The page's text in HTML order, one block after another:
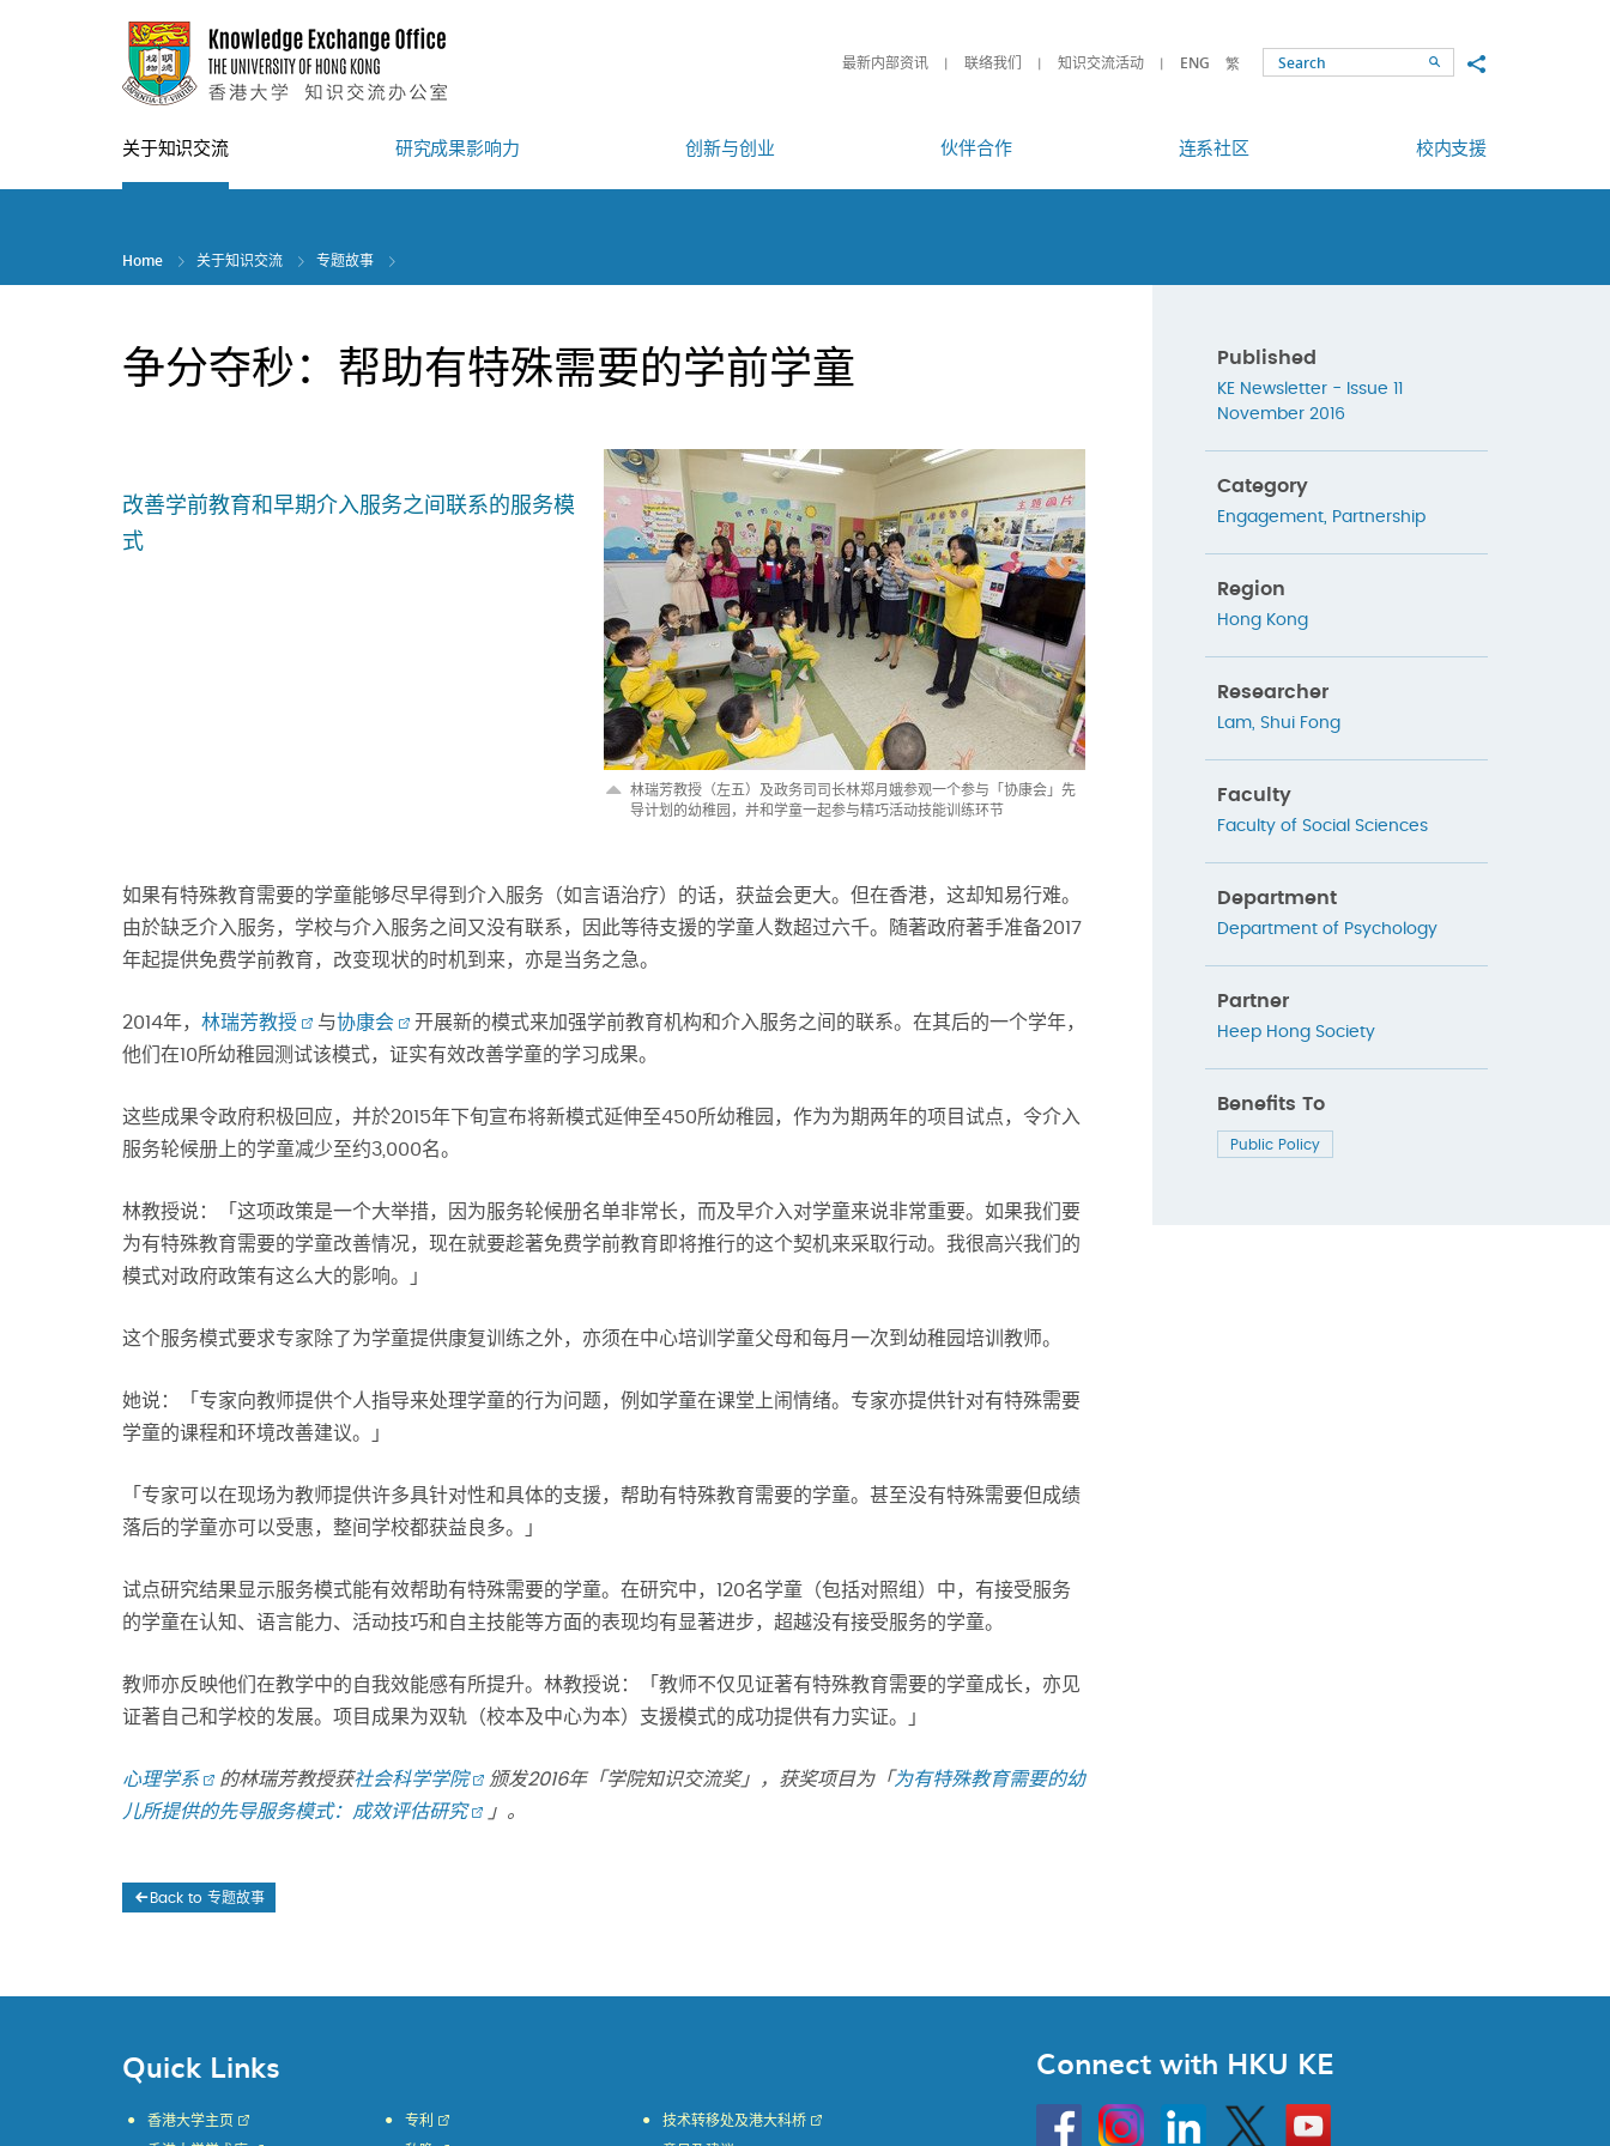
最新内部资讯 联络我们 知识交流活动 ENG 繁 SearchShare to
关于知识交流 研究成果影响力 创新与创业 伙伴合作 连系社区 校内支援
Home 关于知识交流 专题故事
争分夺秒：帮助有特殊需要的学前学童
改善学前教育和早期介入服务之间联系的服务模
式
林瑞芳教授（左五）及政务司司长林郑月娥参观一个参与「协康会」先
导计划的幼稚园，并和学童一起参与精巧活动技能训练环节
如果有特殊教育需要的学童能够尽早得到介入服务（如言语治疗）的话，获益会更大。但在香港，这却知易行难。
由於缺乏介入服务，学校与介入服务之间又没有联系，因此等待支援的学童人数超过六千。随著政府著手准备2017
年起提供免费学前教育，改变现状的时机到来，亦是当务之急。
2014年， 林瑞芳教授 与协康会
开展新的模式来加强学前教育机构和介入服务之间的联系。在其后的一个学年，
他们在10所幼稚园测试该模式，证实有效改善学童的学习成果。
这些成果令政府积极回应，并於2015年下旬宣布将新模式延伸至450所幼稚园，作为为期两年的项目试点，令介入
服务轮候册上的学童减少至约3,000名。
林教授说：「这项政策是一个大举措，因为服务轮候册名单非常长，而及早介入对学童来说非常重要。如果我们要
为有特殊教育需要的学童改善情况，现在就要趁著免费学前教育即将推行的这个契机来采取行动。我很高兴我们的
模式对政府政策有这么大的影响。」
这个服务模式要求专家除了为学童提供康复训练之外，亦须在中心培训学童父母和每月一次到幼稚园培训教师。
她说：「专家向教师提供个人指导来处理学童的行为问题，例如学童在课堂上闹情绪。专家亦提供针对有特殊需要
学童的课程和环境改善建议。」
「专家可以在现场为教师提供许多具针对性和具体的支援，帮助有特殊教育需要的学童。甚至没有特殊需要但成绩
落后的学童亦可以受惠，整间学校都获益良多。」
试点研究结果显示服务模式能有效帮助有特殊需要的学童。在研究中，120名学童（包括对照组）中，有接受服务
的学童在认知、语言能力、活动技巧和自主技能等方面的表现均有显著进步，超越没有接受服务的学童。
教师亦反映他们在教学中的自我效能感有所提升。林教授说：「教师不仅见证著有特殊教育需要的学童成长，亦见
证著自己和学校的发展。项目成果为双轨（校本及中心为本）支援模式的成功提供有力实证。」
心理学系 的林瑞芳教授获社会科学学院 颁发2016年「学院知识交流奖」，获奖项目为「 为有特殊教育需要的幼
儿所提供的先导服务模式：成效评估研究
」。
Back to 专题故事
Published
KE Newsletter - Issue 11
November 2016
Category
Engagement, Partnership
Region
Hong Kong
Researcher
Lam, Shui Fong
Faculty
Faculty of Social Sciences
Department
Department of Psychology
Partner
Heep Hong Society
Benefits To
Public Policy
Quick Links
香港大学主页 专利 技术转移处及港大科桥
Connect with HKU KE
InstagramLinkedin Twitter
Go
to